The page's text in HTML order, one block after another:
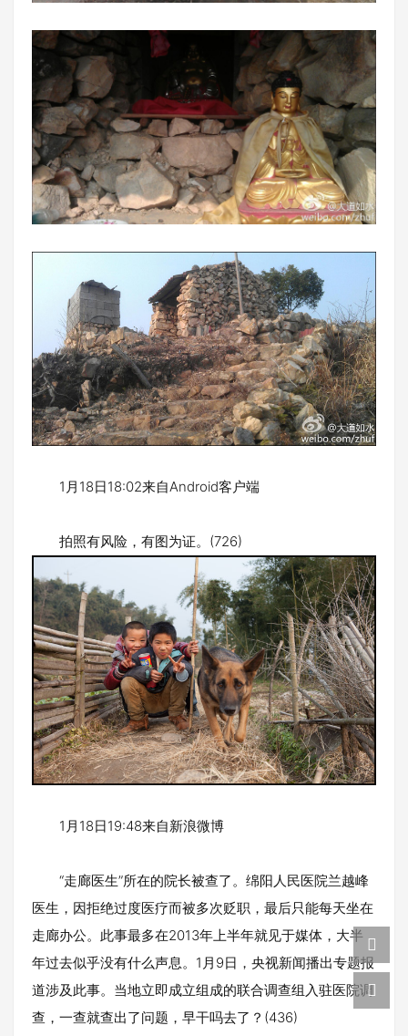
1月18日18:02来自Android客户端
拍照有风险，有图为证。(726)
1月18日19:48来自新浪微博
“走廊医生”所在的院长被查了。绵阳人民医院兰越峰
医生，因拒绝过度医疗而被多次贬职，最后只能每天坐在
走廊办公。此事最多在2013年上半年就见于媒体，大半
年过去似乎没有什么声息。1月9日，央视新闻播出专题报
道涉及此事。当地立即成立组成的联合调查组入驻医院调
查，一查就查出了问题，早干吗去了？(436)